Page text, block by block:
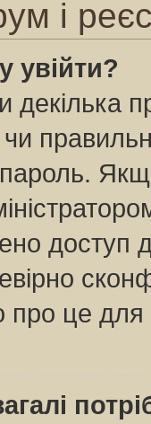
і
увійти?
декілька
про це